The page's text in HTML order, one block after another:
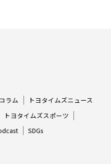
コラム
トヨタイムズニュース
トヨタイムズスポーツ
SDGs